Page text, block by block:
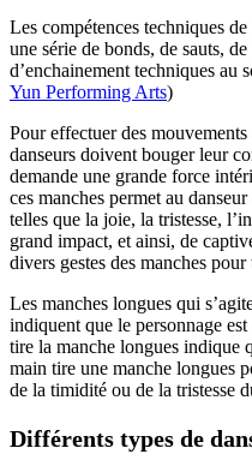
Les compétences techniques
une série de bonds, de sauts,
d’enchainement techniques au
Yun Performing Arts)
Pour effectuer des
danseurs doivent bouger leur
demande une grande force
ces manches permet au
telles que la joie, la tristesse,
grand impact, et ainsi, de
divers gestes des manches
Les manches longues qui
indiquent que le personnage
tire la manche longues indique
main tire une manche longues
de la timidité ou de la tristesse
Différents types de